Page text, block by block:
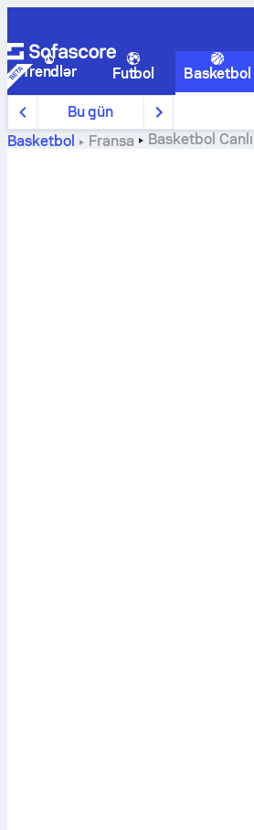
Trendlər Futbol Basketbol
Bu gün
Basketbol
Fransa Basketbol